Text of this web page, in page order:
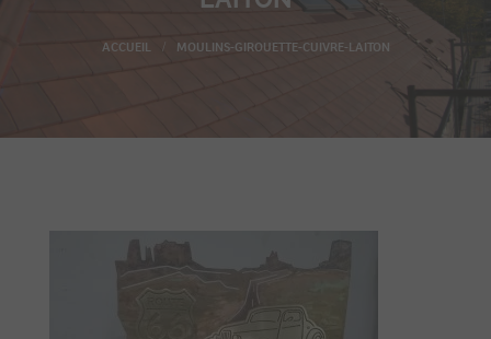
MOULINS-GIROUETTE-CUIVRE-LAITON